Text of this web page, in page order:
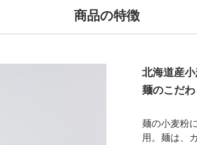
商品の特徴
北海道産小
麺のこだわ
麺の小麦粉
用。麺は、